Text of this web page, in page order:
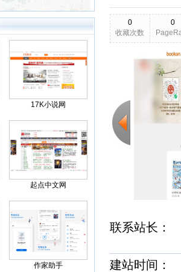
17K小说网
起点中文网
作家助手
0
收藏次数
0
更新日期
联系站长
建站时间